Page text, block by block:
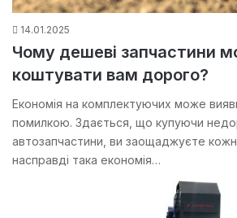
14.01.2025
Чому дешеві запчастини
коштувати вам дорого?
Економія на комплектуючих може
помилкою. Здається, що купуючи
автозапчастини, ви заощаджуєте
насправді така економія…